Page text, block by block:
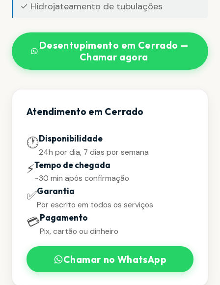
✓ Hidrojateamento de tubulações
Desentupimento em Cerrado —
Chamar agora
Atendimento em Cerrado
🕐Disponibilidade
24h por dia, 7 dias por semana
⚡Tempo de chegada
~30 min após confirmação
✅Garantia
Por escrito em todos os serviços
💳Pagamento
Pix, cartão ou dinheiro
Chamar no WhatsApp